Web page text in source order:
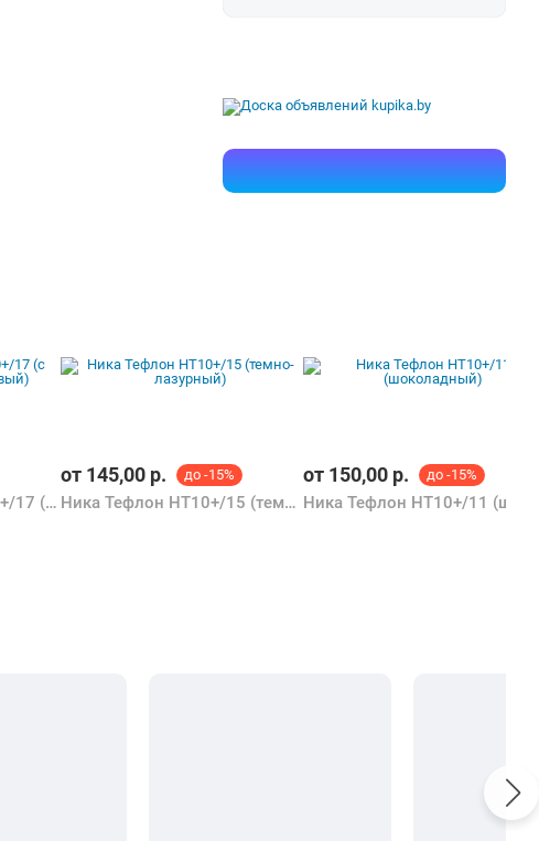
Ника 10+ тефлон НТ10+/17 (с ракушками оливковый)
от 145,00 р. до -15%
Ника Тефлон НТ10+/15 (темно-лазурный)
от 150,00 р. до -15%